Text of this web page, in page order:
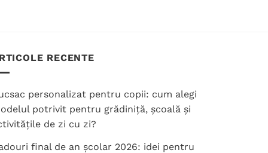
RECENTE
personalizat pentru copii: cum alegi
potrivit pentru grădiniță, școală și
de zi cu zi?
final de an școlar 2026: idei pentru